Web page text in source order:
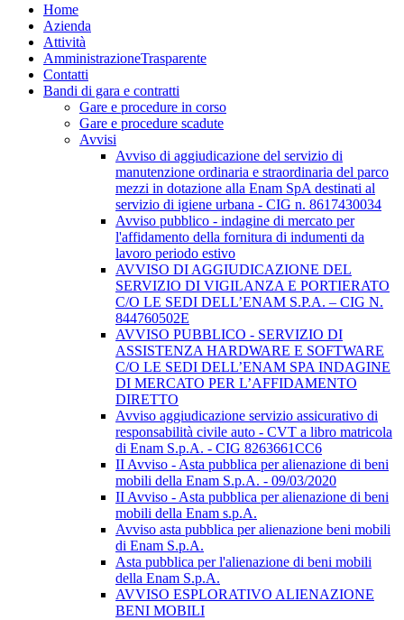
Home
Azienda
Attività
AmministrazioneTrasparente
Contatti
Bandi di gara e contratti
Gare e procedure in corso
Gare e procedure scadute
Avvisi
Avviso di aggiudicazione del servizio di
manutenzione ordinaria e straordinaria del parco
mezzi in dotazione alla Enam SpA destinati al
servizio di igiene urbana - CIG n. 8617430034
Avviso pubblico - indagine di mercato per
l'affidamento della fornitura di indumenti da
lavoro periodo estivo
AVVISO DI AGGIUDICAZIONE DEL
SERVIZIO DI VIGILANZA E PORTIERATO
C/O LE SEDI DELL’ENAM S.P.A. – CIG N.
844760502E
AVVISO PUBBLICO - SERVIZIO DI
ASSISTENZA HARDWARE E SOFTWARE
C/O LE SEDI DELL’ENAM SPA INDAGINE
DI MERCATO PER L’AFFIDAMENTO
DIRETTO
Avviso aggiudicazione servizio assicurativo di
responsabilità civile auto - CVT a libro matricola
di Enam S.p.A. - CIG 8263661CC6
II Avviso - Asta pubblica per alienazione di beni
mobili della Enam S.p.A. - 09/03/2020
II Avviso - Asta pubblica per alienazione di beni
mobili della Enam s.p.A.
Avviso asta pubblica per alienazione beni mobili
di Enam S.p.A.
Asta pubblica per l'alienazione di beni mobili
della Enam S.p.A.
AVVISO ESPLORATIVO ALIENAZIONE
BENI MOBILI